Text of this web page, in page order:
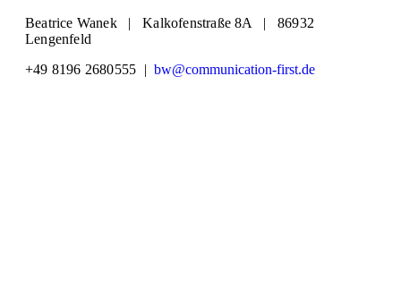
Beatrice Wanek | Kalkofenstraße 8A | 86932
Lengenfeld
+49 8196 2680555 |bw@communication-first.de